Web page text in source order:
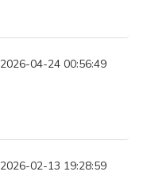
2026-04-24 00:56:49
2026-02-13 19:28:59